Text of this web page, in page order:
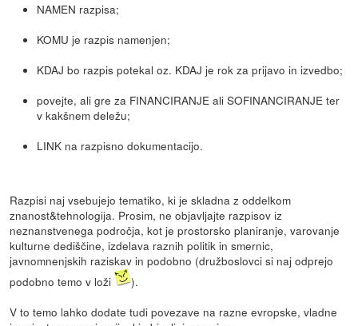
NAMEN razpisa;
KOMU je razpis namenjen;
KDAJ bo razpis potekal oz. KDAJ je rok za prijavo in izvedbo;
povejte, ali gre za FINANCIRANJE ali SOFINANCIRANJE ter
v kakšnem deležu;
LINK na razpisno dokumentacijo.
Razpisi naj vsebujejo tematiko, ki je skladna z oddelkom
znanost&tehnologija. Prosim, ne objavljajte razpisov iz
neznanstvenega področja, kot je prostorsko planiranje, varovanje
kulturne dediščine, izdelava raznih politik in smernic,
javnomnenjskih raziskav in podobno (družboslovci si naj odprejo
podobno temo v loži
).
V to temo lahko dodate tudi povezave na razne evropske, vladne